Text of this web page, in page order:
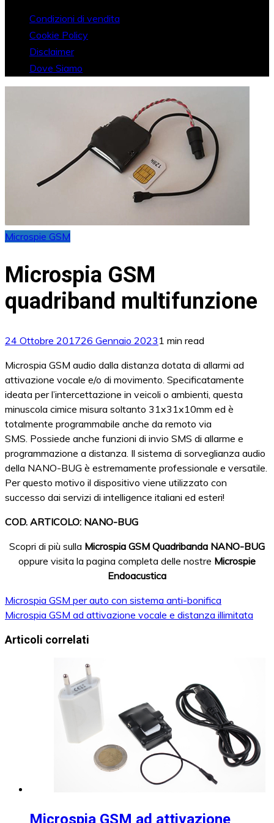
Condizioni di vendita
Cookie Policy
Disclaimer
Dove Siamo
Microspie GSM
Microspia GSM
quadriband multifunzione
24 Ottobre 201726 Gennaio 2023 1 min read
Microspia GSM audio dalla distanza dotata di allarmi ad
attivazione vocale e/o di movimento. Specificatamente
ideata per l’intercettazione in veicoli o ambienti, questa
minuscola cimice misura soltanto 31x31x10mm ed è
totalmente programmabile anche da remoto via
SMS. Possiede anche funzioni di invio SMS di allarme e
programmazione a distanza. Il sistema di sorveglianza audio
della NANO-BUG è estremamente professionale e versatile.
Per questo motivo il dispositivo viene utilizzato con
successo dai servizi di intelligence italiani ed esteri!
COD. ARTICOLO: NANO-BUG
Scopri di più sulla Microspia GSM Quadribanda NANO-BUG
oppure visita la pagina completa delle nostre Microspie
Endoacustica
Navigazione
articoli
Microspia GSM per auto con sistema anti-bonifica
Microspia GSM ad attivazione vocale e distanza illimitata
Articoli correlati
Microspia GSM ad attivazione